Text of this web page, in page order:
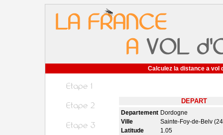
Calculez la distance a vol
DEPART
Departement Dordogne
Ville
Sainte-Foy-de-Belv
Latitude
1.05